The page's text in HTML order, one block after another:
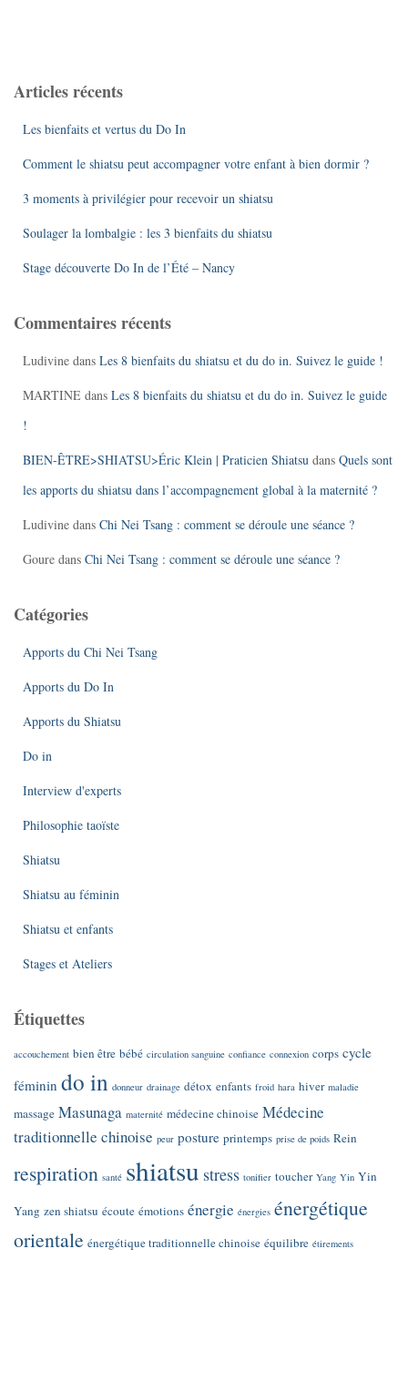
Articles récents
Les bienfaits et vertus du Do In
Comment le shiatsu peut accompagner votre enfant à bien dormir ?
3 moments à privilégier pour recevoir un shiatsu
Soulager la lombalgie : les 3 bienfaits du shiatsu
Stage découverte Do In de l’Été – Nancy
Commentaires récents
Ludivine dans Les 8 bienfaits du shiatsu et du do in. Suivez le guide !
MARTINE dans Les 8 bienfaits du shiatsu et du do in. Suivez le guide
!
BIEN-ÊTRE>SHIATSU>Éric Klein | Praticien Shiatsu dans Quels sont
les apports du shiatsu dans l’accompagnement global à la maternité ?
Ludivine dans Chi Nei Tsang : comment se déroule une séance ?
Goure dans Chi Nei Tsang : comment se déroule une séance ?
Catégories
Apports du Chi Nei Tsang
Apports du Do In
Apports du Shiatsu
Do in
Interview d'experts
Philosophie taoïste
Shiatsu
Shiatsu au féminin
Shiatsu et enfants
Stages et Ateliers
Étiquettes
accouchement bien être bébé circulation sanguine confiance connexion corps cycle
féminin do in donneur drainage détox enfants froid hara hiver maladie
massage Masunaga maternité médecine chinoise Médecine
traditionnelle chinoise peur posture printemps prise de poids Rein
respiration santé shiatsu stress tonifier toucher Yang Yin Yin
Yang zen shiatsu écoute émotions énergie énergies énergétique
orientale énergétique traditionnelle chinoise équilibre étirements